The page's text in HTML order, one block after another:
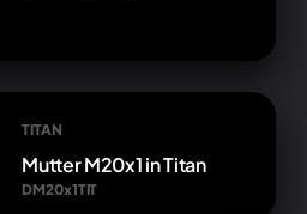
TITAN
Mutter M20x1 in Titan
DM20x1TIT